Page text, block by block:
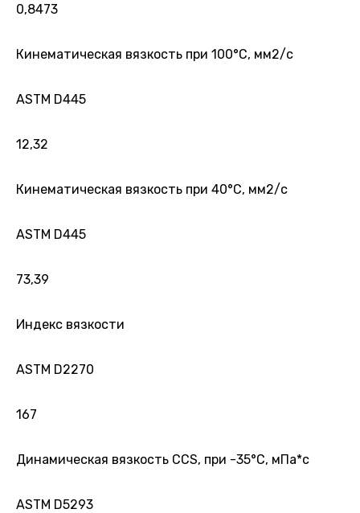
0,8473
Кинематическая вязкость при 100°С, мм2/с
ASTM D445
12,32
Кинематическая вязкость при 40°С, мм2/с
ASTM D445
73,39
Индекс вязкости
ASTM D2270
167
Динамическая вязкость CCS, при -35°С, мПа*с
ASTM D5293